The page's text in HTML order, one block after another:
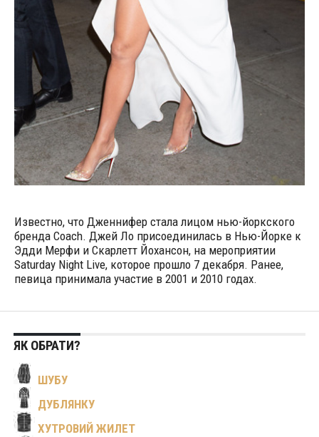
Известно, что Дженнифер стала лицом нью-йоркского
бренда Coach. Джей Ло присоединилась в Нью-Йорке к
Эдди Мерфи и Скарлетт Йохансон, на мероприятии
Saturday Night Live, которое прошло 7 декабря. Ранее,
певица принимала участие в 2001 и 2010 годах.
ЯК ОБРАТИ?
ШУБУ
ДУБЛЯНКУ
ХУТРОВИЙ ЖИЛЕТ